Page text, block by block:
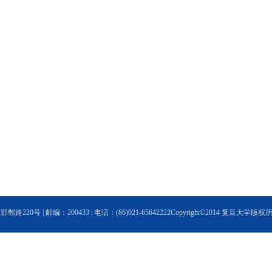
郸路220号 | 邮编：200433 | 电话：(86)021-65642222Copyright©2014 复旦大学版权